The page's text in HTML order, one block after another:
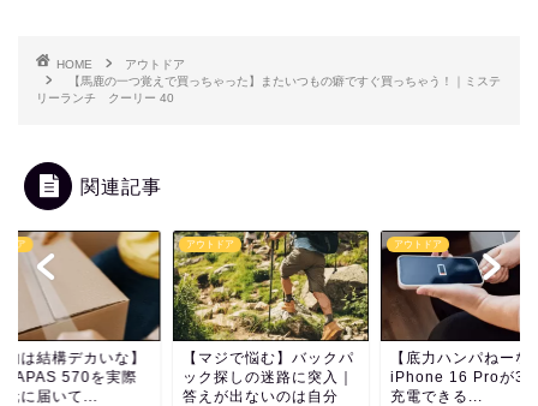
HOME
アウトドア
【馬鹿の一つ覚えで買っちゃった】またいつもの癖ですぐ買っちゃう！｜ミステ
リーランチ クーリー 40
関連記事
ドア
ジで悩む】バックパ
探しの迷路に突入｜
が出ないのは自分
アウトドア
【底力ハンパねーな！】
iPhone 16 Proが3回も
充電できる...
アウトドア
【実物は結構デカい
PANTAPAS 570を
に手元に届いて...